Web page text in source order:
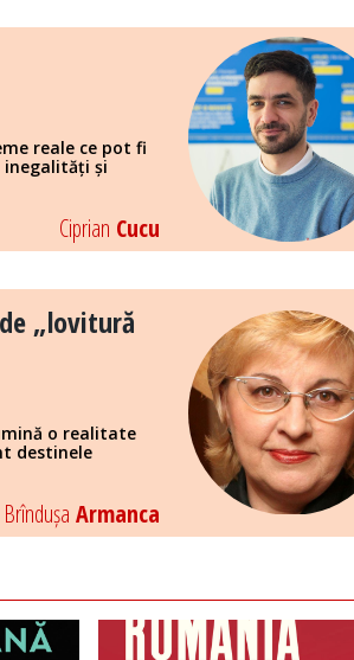
reale ce pot fi
inegalități și
Ciprian Cucu
„lovitură
o realitate
destinele
Brîndușa Armanca